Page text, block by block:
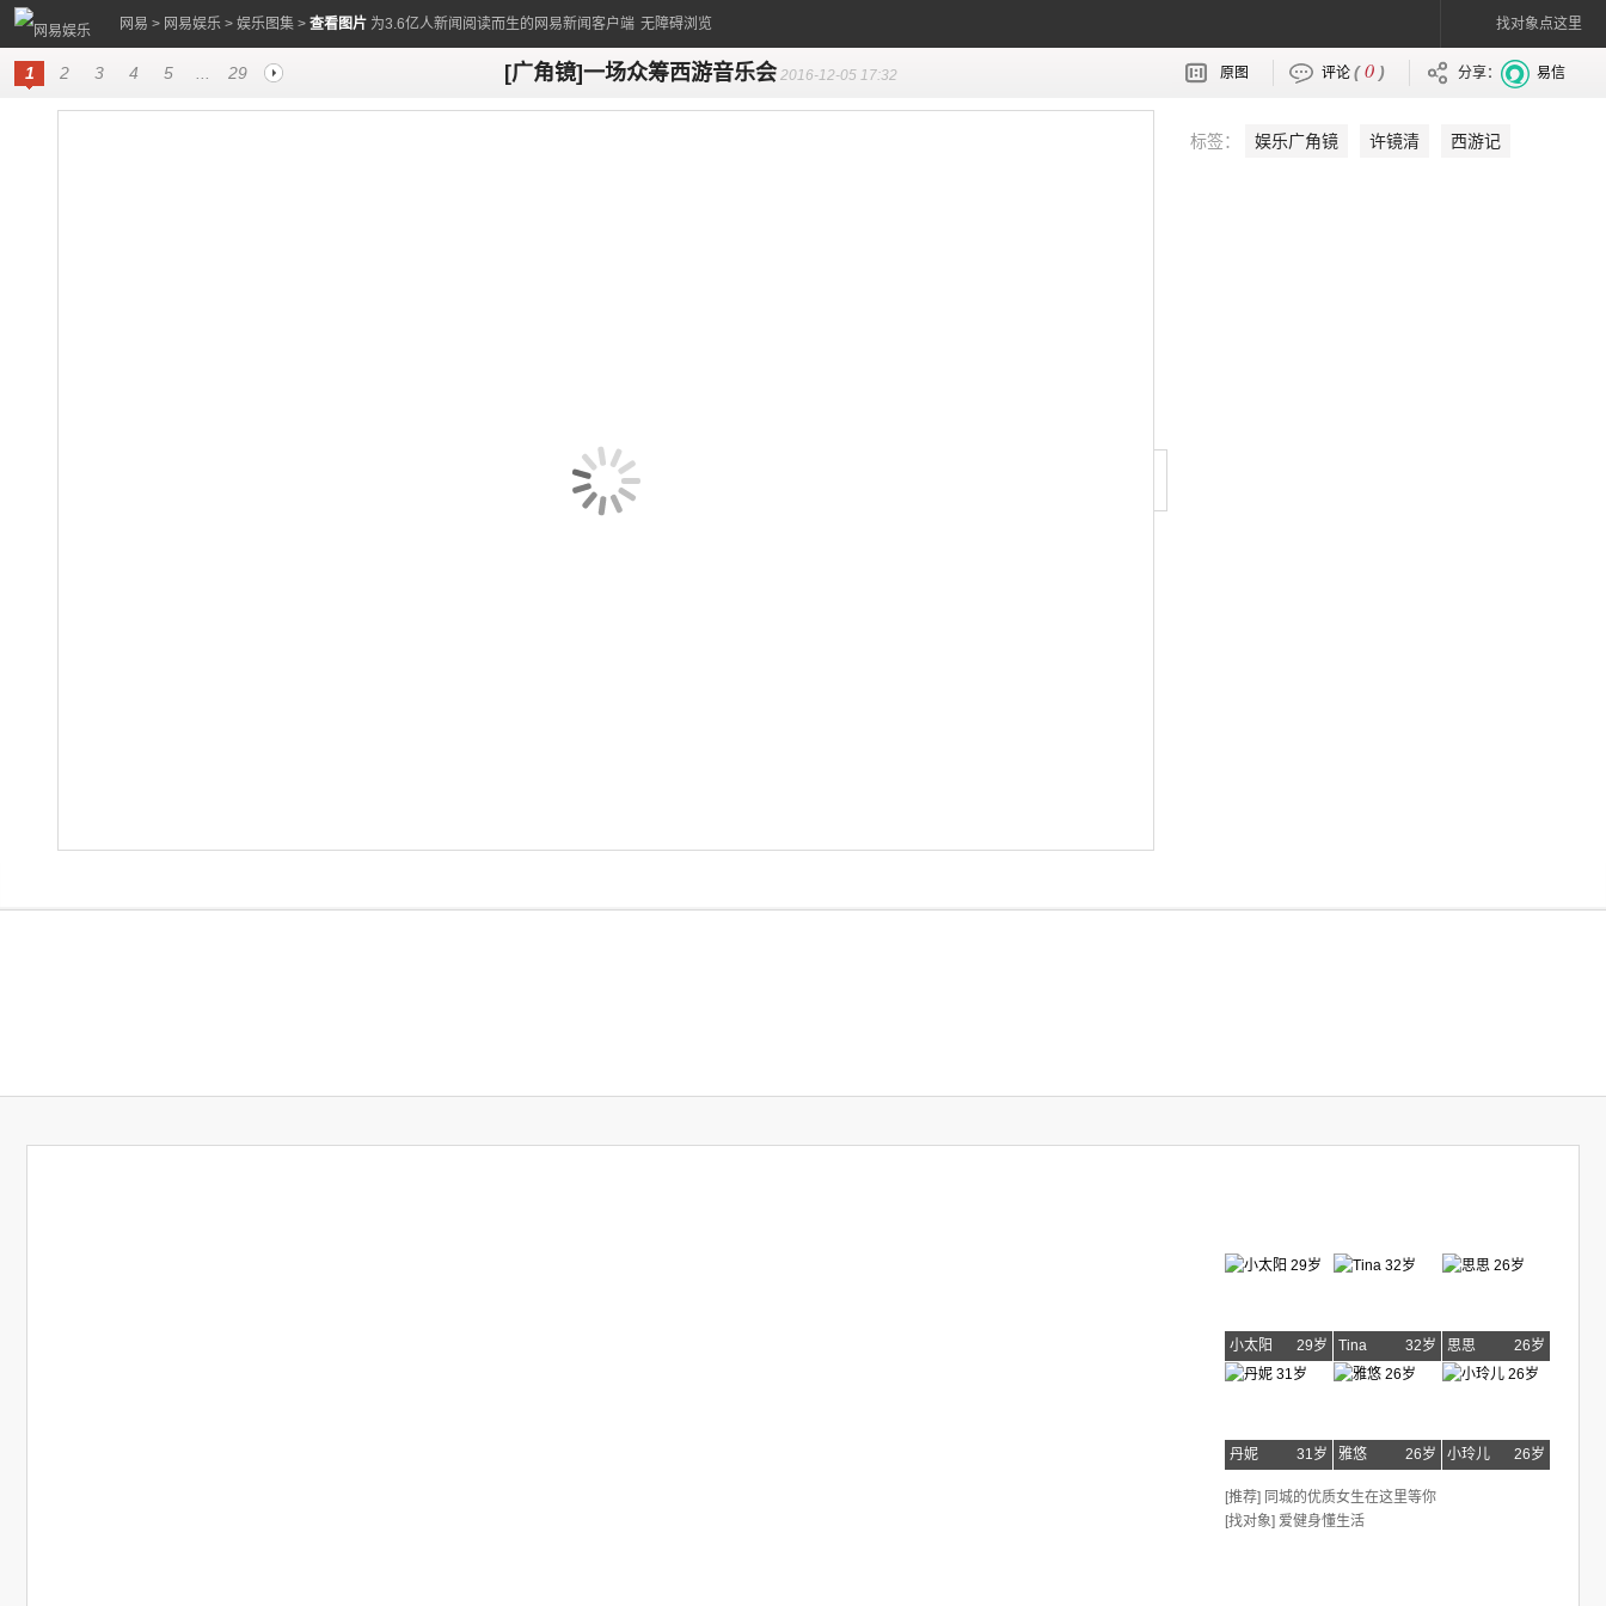
网易 > 网易娱乐 > 娱乐图集 > 查看图片 为3.6亿人新闻阅读而生的网易新闻客户端 无障碍浏览 找对象点这里
1 2 3 4 5 29 [广角镜]一场众筹西游音乐会 2016-12-05 17:32 原图 评论 (0 ) 分享： 易信
标签： 娱乐广角镜 许镜清 西游记
小太阳 29岁 Tina 32岁 思思 26岁
丹妮 31岁 雅悠 26岁 小玲儿 26岁
[推荐] 同城的优质女生在这里等你
[找对象] 爱健身懂生活